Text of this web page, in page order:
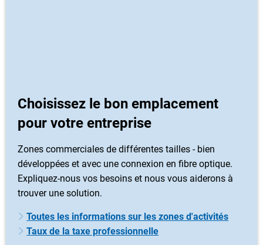
Choisissez le bon emplacement
pour votre entreprise
Zones commerciales de différentes tailles - bien
développées et avec une connexion en fibre optique.
Expliquez-nous vos besoins et nous vous aiderons à
trouver une solution.
Toutes les informations sur les zones d'activités
Taux de la taxe professionnelle